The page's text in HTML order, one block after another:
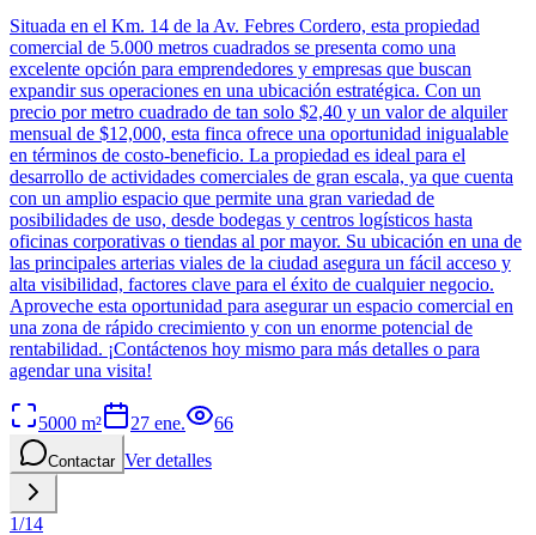
Situada en el Km. 14 de la Av. Febres Cordero, esta propiedad
comercial de 5.000 metros cuadrados se presenta como una
excelente opción para emprendedores y empresas que buscan
expandir sus operaciones en una ubicación estratégica. Con un
precio por metro cuadrado de tan solo $2,40 y un valor de alquiler
mensual de $12,000, esta finca ofrece una oportunidad inigualable
en términos de costo-beneficio. La propiedad es ideal para el
desarrollo de actividades comerciales de gran escala, ya que cuenta
con un amplio espacio que permite una gran variedad de
posibilidades de uso, desde bodegas y centros logísticos hasta
oficinas corporativas o tiendas al por mayor. Su ubicación en una de
las principales arterias viales de la ciudad asegura un fácil acceso y
alta visibilidad, factores clave para el éxito de cualquier negocio.
Aproveche esta oportunidad para asegurar un espacio comercial en
una zona de rápido crecimiento y con un enorme potencial de
rentabilidad. ¡Contáctenos hoy mismo para más detalles o para
agendar una visita!
5000 m² 27 ene. 66
Contactar Ver detalles
1/14